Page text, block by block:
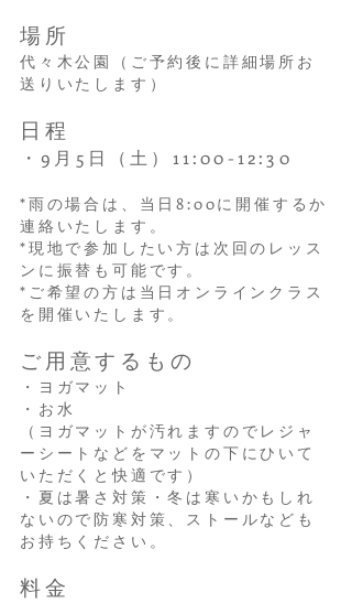
場所
代々木公園（ご予約後に詳細場所お
送りいたします）
日程
・9 月5 日（土 ）11:00-12:30
*雨の場合は、 当日8:00に開催するか
連絡いたします。
*現地で参加したい方は次回のレッス
ンに振替も可能です。
*ご希望の方は当日オンラインクラス
を開催いたします。
ご用意するもの
・ヨガマット
・お水
（ヨガマットが汚れますのでレジャ
ーシートなどをマットの下にひいて
いただくと快適です）
・夏は暑さ対策・冬は寒いかもしれ
ないので防寒対策、ストールなども
お持ちください。
料金